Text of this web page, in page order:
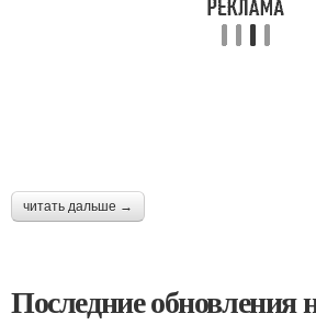
читать дальше →
Последние обновления